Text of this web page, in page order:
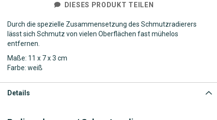
DIESES PRODUKT TEILEN
Durch die spezielle Zusammensetzung des Schmutzradierers
lässt sich Schmutz von vielen Oberflächen fast mühelos
entfernen.
Maße: 11 x 7 x 3 cm
Farbe: weiß
Details